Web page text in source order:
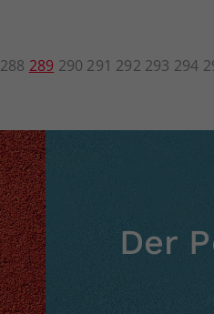
288 289 290 291 292 293 294
Der